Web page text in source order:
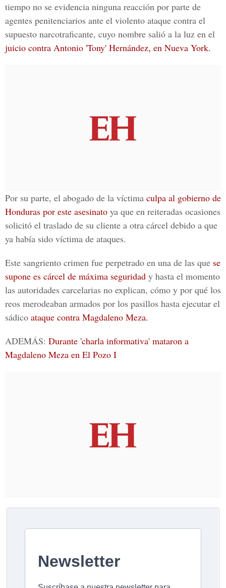
tiempo no se evidencia ninguna reacción por parte de
agentes penitenciarios ante el violento ataque contra el
supuesto narcotraficante, cuyo nombre salió a la luz en el
juicio contra Antonio 'Tony' Hernández, en Nueva York.
Por su parte, el abogado de la víctima culpa al gobierno de
Honduras por este asesinato ya que en reiteradas ocasiones
solicitó el traslado de su cliente a otra cárcel debido a que
ya había sido víctima de ataques.
Este sangriento crimen fue perpetrado en una de las que se
supone es cárcel de máxima seguridad y hasta el momento
las autoridades carcelarias no explican, cómo y por qué los
reos merodeaban armados por los pasillos hasta ejecutar el
sádico ataque contra Magdaleno Meza.
ADEMÁS: Durante 'charla informativa' mataron a
Magdaleno Meza en El Pozo I